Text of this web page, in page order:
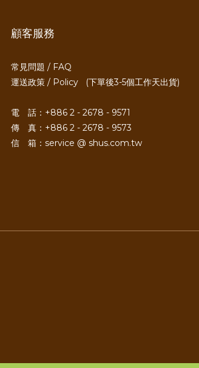
顧客服務
常見問題 / FAQ
運送政策 / Policy (下單後3-5個工作天出貨)
電 話：+886 2 - 2678 - 9571
傳 真：+886 2 - 2678 - 9573
信 箱：service @ shus.com.tw